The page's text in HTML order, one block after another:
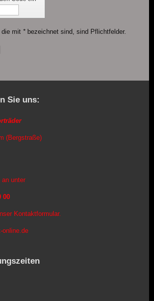
die mit *bezeichnet sind, sind Pflichtfelder.
Sie uns:
(Bergstraße)
an unter
00
Kontaktformular.
online.de